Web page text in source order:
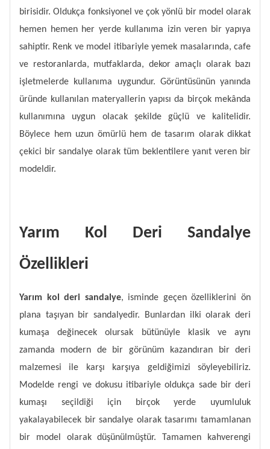
birisidir. Oldukça fonksiyonel ve çok yönlü bir model olarak
hemen hemen her yerde kullanıma izin veren bir yapıya
sahiptir. Renk ve model itibariyle yemek masalarında, cafe
ve restoranlarda, mutfaklarda, dekor amaçlı olarak bazı
işletmelerde kullanıma uygundur. Görüntüsünün yanında
üründe kullanılan materyallerin yapısı da birçok mekânda
kullanımına uygun olacak şekilde güçlü ve kalitelidir.
Böylece hem uzun ömürlü hem de tasarım olarak dikkat
çekici bir sandalye olarak tüm beklentilere yanıt veren bir
modeldir.
Yarım Kol Deri Sandalye
Özellikleri
Yarım kol deri sandalye, isminde geçen özelliklerini ön
plana taşıyan bir sandalyedir. Bunlardan ilki olarak deri
kumaşa değinecek olursak bütünüyle klasik ve aynı
zamanda modern de bir görünüm kazandıran bir deri
malzemesi ile karşı karşıya geldiğimizi söyleyebiliriz.
Modelde rengi ve dokusu itibariyle oldukça sade bir deri
kumaşı seçildiği için birçok yerde uyumluluk
yakalayabilecek bir sandalye olarak tasarımı tamamlanan
bir model olarak düşünülmüştür. Tamamen kahverengi